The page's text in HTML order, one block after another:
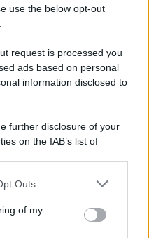
use the below opt-out
request is processed you
ads based on personal
information disclosed to
further disclosure of your
on the IAB’s list of
by us to third parties
Outs
of my